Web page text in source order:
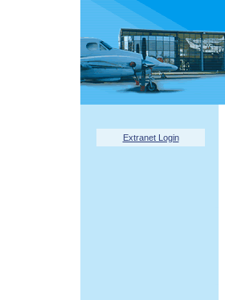
Extranet Login